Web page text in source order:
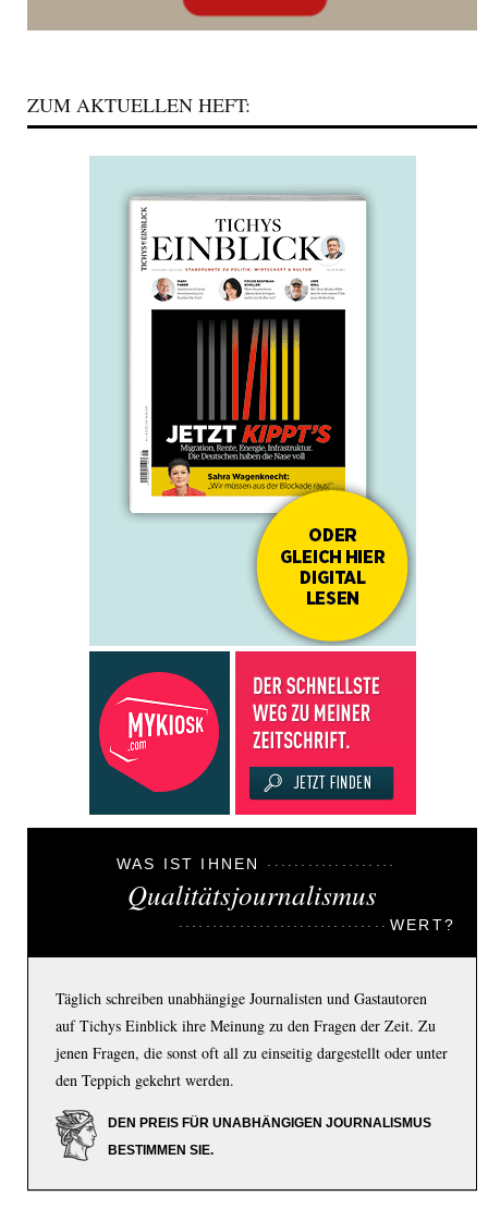
ZUM AKTUELLEN HEFT:
WAS IST IHNEN
Qualitätsjournalismus
WERT?
Täglich schreiben unabhängige Journalisten und Gastautoren
auf Tichys Einblick ihre Meinung zu den Fragen der Zeit. Zu
jenen Fragen, die sonst oft all zu einseitig dargestellt oder unter
den Teppich gekehrt werden.
DEN PREIS FÜR UNABHÄNGIGEN JOURNALISMUS
BESTIMMEN SIE.